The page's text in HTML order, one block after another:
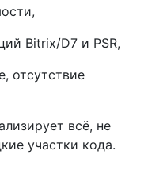
Bitrix/D7 и PSR,
отсутствие
всё, не
участки кода.